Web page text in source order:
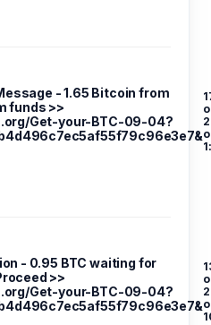
- 1.65 Bitcoin from
funds >>
Get-your-BTC-09-04?
- 0.95 BTC waiting for
>>
Get-your-BTC-09-04?